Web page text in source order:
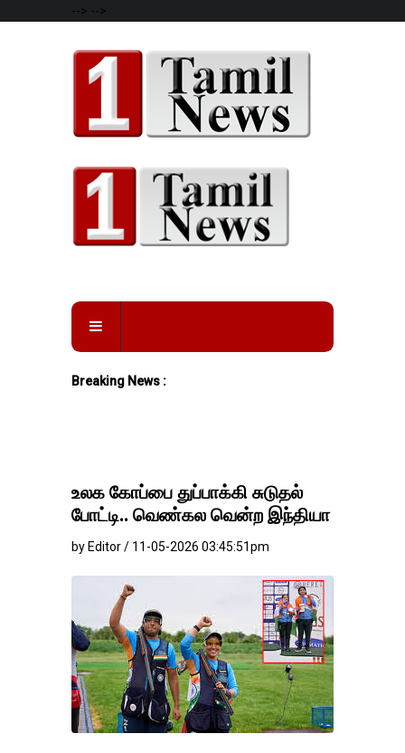
--> -->
Breaking News :
உலக கோப்பை துப்பாக்கி சுடுதல்
போட்டி.. வெண்கல வென்ற இந்தியா
by Editor / 11-05-2026 03:45:51pm